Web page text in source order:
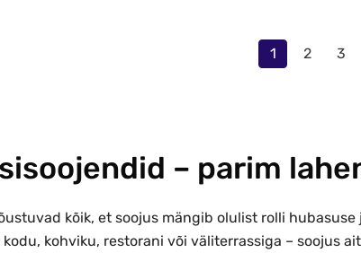
1 2 3
– parim
kõik, et soojus mängib olulist rolli
kohviku, restorani või väliterrassiga – soojus